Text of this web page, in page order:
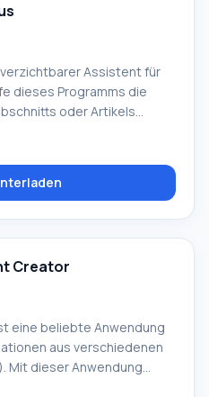
Assistent für
dieses Programms die
oder Artikels
und dann seine
Programm zu
Übereinstimmungen erfolgt
Creator
eine beliebte Anwendung
aus verschiedenen
Mit dieser Anwendung